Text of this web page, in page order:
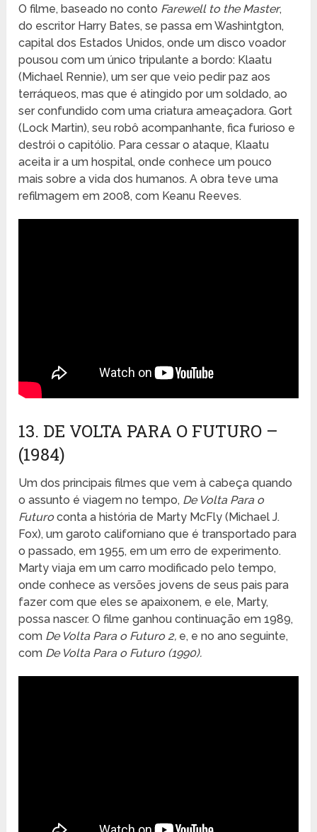
O filme, baseado no conto Farewell to the Master,
do escritor Harry Bates, se passa em Washintgton,
capital dos Estados Unidos, onde um disco voador
pousou com um único tripulante a bordo: Klaatu
(Michael Rennie), um ser que veio pedir paz aos
terráqueos, mas que é atingido por um soldado, ao
ser confundido com uma criatura ameaçadora. Gort
(Lock Martin), seu robô acompanhante, fica furioso e
destrói o capitólio. Para cessar o ataque, Klaatu
aceita ir a um hospital, onde conhece um pouco
mais sobre a vida dos humanos. A obra teve uma
refilmagem em 2008, com Keanu Reeves.
13. DE VOLTA PARA O FUTURO –
(1984)
Um dos principais filmes que vem à cabeça quando
o assunto é viagem no tempo, De Volta Para o
Futuroconta a história de Marty McFly (Michael J.
Fox), um garoto californiano que é transportado para
o passado, em 1955, em um erro de experimento.
Marty viaja em um carro modificado pelo tempo,
onde conhece as versões jovens de seus pais para
fazer com que eles se apaixonem, e ele, Marty,
possa nascer. O filme ganhou continuação em 1989,
com De Volta Para o Futuro 2, e, e no ano seguinte,
com De Volta Para o Futuro (1990).